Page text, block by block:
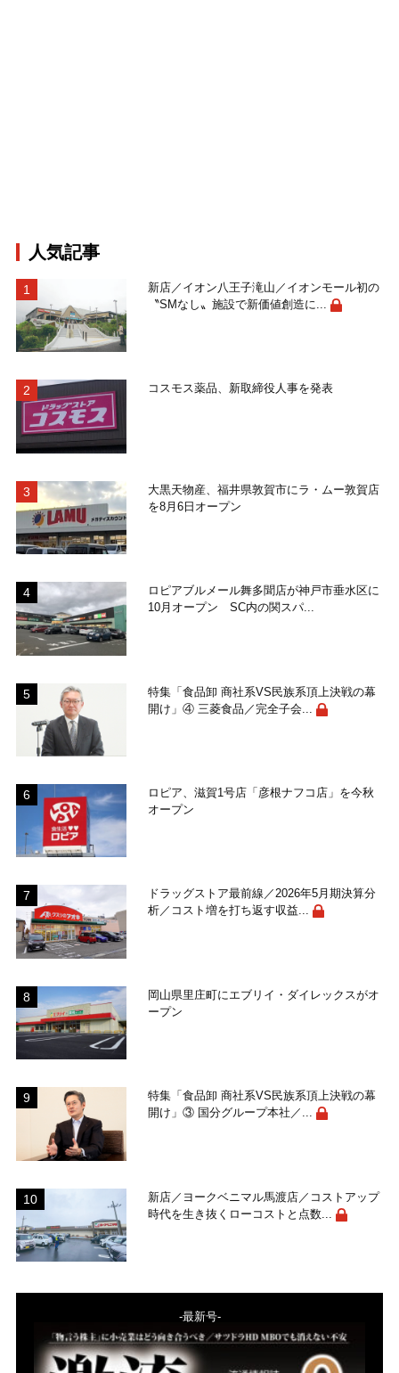
人気記事
新店／イオン八王子滝山／イオンモール初の
〝SMなし〟施設で新価値創造に...
コスモス薬品、新取締役人事を発表
大黒天物産、福井県敦賀市にラ・ムー敦賀店
を8月6日オープン
ロピアブルメール舞多聞店が神戸市垂水区に
10月オープン SC内の関スパ...
特集「食品卸 商社系VS民族系頂上決戦の幕
開け」④ 三菱食品／完全子会...
ロピア、滋賀1号店「彦根ナフコ店」を今秋
オープン
ドラッグストア最前線／2026年5月期決算分
析／コスト増を打ち返す収益...
岡山県里庄町にエブリイ・ダイレックスがオ
ープン
特集「食品卸 商社系VS民族系頂上決戦の幕
開け」③ 国分グループ本社／...
新店／ヨークベニマル馬渡店／コストアップ
時代を生き抜くローコストと点数...
-最新号-